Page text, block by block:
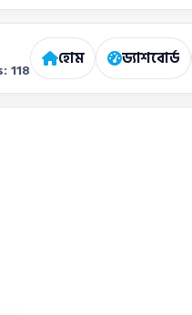
118
হোম ড্যাশবোর্ড